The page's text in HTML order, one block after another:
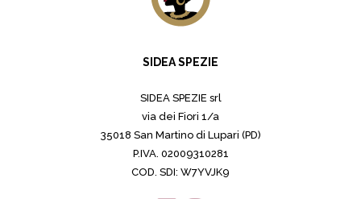
SIDEA SPEZIE
SIDEA SPEZIE srl
via dei Fiori 1/a
35018 San Martino di Lupari (PD)
P.IVA. 02009310281
COD. SDI: W7YVJK9